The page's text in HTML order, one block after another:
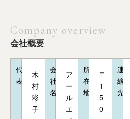
Company overview
会社概要
代
表
木
村
彩
子
会
社
名
ア
ー
ル
エ
所
在
地
〒
1
5
0
連
絡
先